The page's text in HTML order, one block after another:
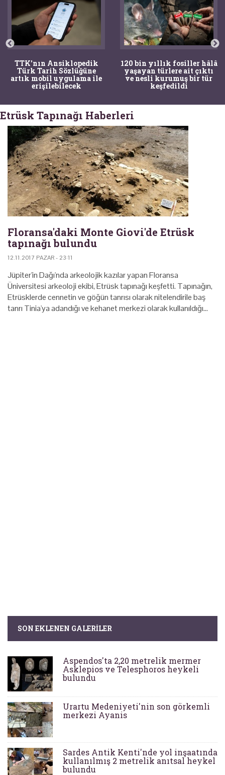
TTK'nın Ansiklopedik
Türk Tarih Sözlüğüne
artık mobil uygulama ile
erişilebilecek
120 bin yıllık fosiller hâlâ
yaşayan türlere ait çıktı
ve nesli kurumuş bir tür
keşfedildi
Etrüsk Tapınağı Haberleri
Floransa'daki Monte Giovi'de Etrüsk
tapınağı bulundu
12.11.2017 PAZAR - 23:11
Jüpiter'in Dağı'nda arkeolojik kazılar yapan Floransa
Üniversitesi arkeoloji ekibi, Etrüsk tapınağı keşfetti. Tapınağın,
Etrüsklerde cennetin ve göğün tanrısı olarak nitelendirile baş
tanrı Tinia'ya adandığı ve kehanet merkezi olarak kullanıldığı…
SON EKLENEN GALERILER
Aspendos'ta 2,20 metrelik mermer
Asklepios ve Telesphoros heykeli
bulundu
Urartu Medeniyeti'nin son görkemli
merkezi Ayanis
Sardes Antik Kenti'nde yol inşaatında
kullanılmış 2 metrelik anıtsal heykel
bulundu